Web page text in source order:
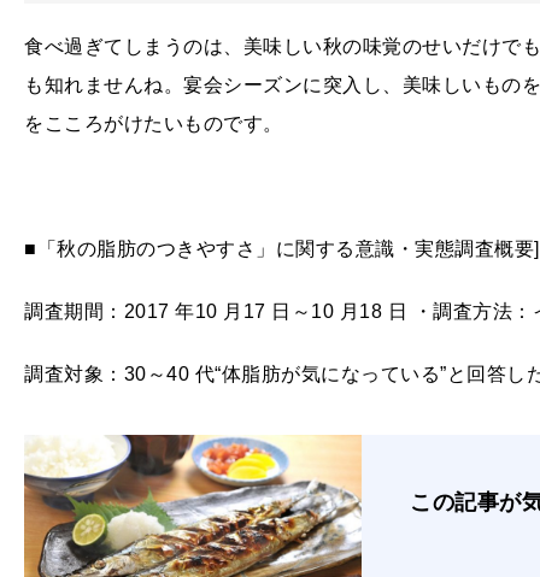
食べ過ぎてしまうのは、美味しい秋の味覚のせいだけで
も知れませんね。宴会シーズンに突入し、美味しいもの
をこころがけたいものです。
■「秋の脂肪のつきやすさ」に関する意識・実態調査概要]
調査期間：2017 年10 月17 日～10 月18 日 ・調査方法：
調査対象：30～40 代“体脂肪が気になっている”と回答し
この記事が